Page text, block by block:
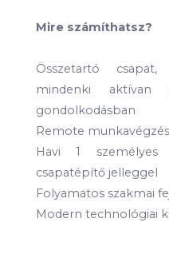
Mire számíthatsz?
Összetartó
mindenki
gondolkodásban
Remote
Havi 1 személyes
csapatépítő jelleggel
Folyamatos szakmai
Modern technológiai